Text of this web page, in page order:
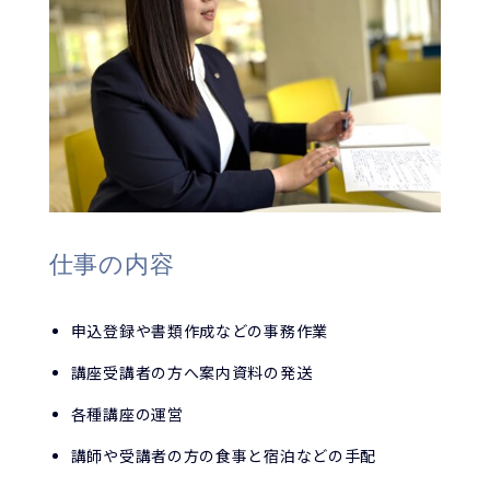
仕事の内容
申込登録や書類作成などの事務作業
講座受講者の方へ案内資料の発送
各種講座の運営
講師や受講者の方の食事と宿泊などの手配